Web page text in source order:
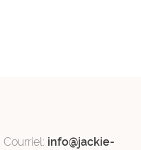
Courriel: info@jackie-